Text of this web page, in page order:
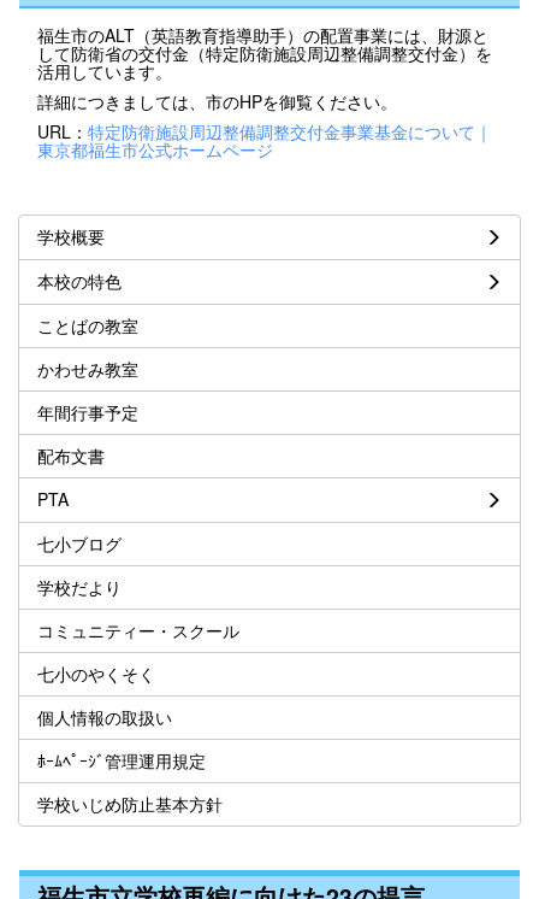
福生市のALT（英語教育指導助手）の配置事業には、財源と
して防衛省の交付金（特定防衛施設周辺整備調整交付金）を
活用しています。
詳細につきましては、市のHPを御覧ください。
URL： 特定防衛施設周辺整備調整交付金事業基金について｜
東京都福生市公式ホームページ
学校概要
本校の特色
ことばの教室
かわせみ教室
年間行事予定
配布文書
PTA
七小ブログ
学校だより
コミュニティー・スクール
七小のやくそく
個人情報の取扱い
ﾎｰﾑﾍﾟｰｼﾞ管理運用規定
学校いじめ防止基本方針